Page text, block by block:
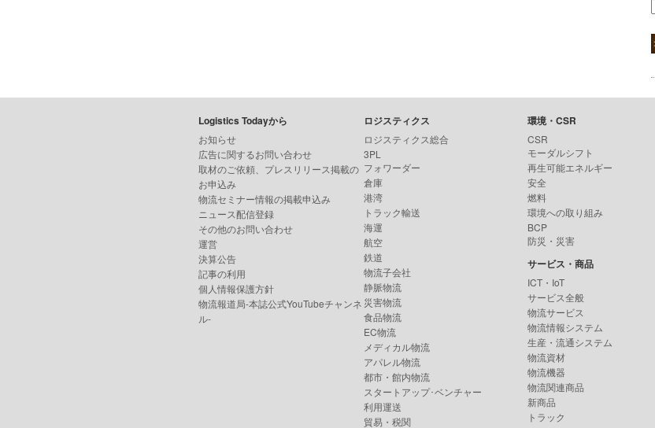
Logistics Todayから
お知らせ
広告に関するお問い合わせ
取材のご依頼、プレスリリース掲載の
お申込み
物流セミナー情報の掲載申込み
ニュース配信登録
その他のお問い合わせ
運営
決算公告
記事の利用
個人情報保護方針
物流報道局-本誌公式YouTubeチャンネ
ル-
ロジスティクス
ロジスティクス総合
3PL
フォワーダー
倉庫
港湾
トラック輸送
海運
航空
鉄道
物流子会社
静脈物流
災害物流
食品物流
EC物流
メディカル物流
アパレル物流
都市・館内物流
スタートアップ･ベンチャー
利用運送
貿易・税関
環境・CSR
CSR
モーダルシフト
再生可能エネルギー
安全
燃料
環境への取り組み
BCP
防災・災害
サービス・商品
ICT・IoT
サービス全般
物流サービス
物流情報システム
生産・流通システム
物流資材
物流機器
物流関連商品
新商品
トラック